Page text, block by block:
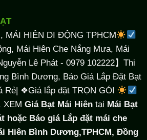
MÁI HIÊN DI ĐỘNG TPHCM
Mái Hiên Che Nắng Mưa, Mái
Lê Phát - 0979 102222】Thi
Bình Dương, Báo Giá Lắp Đặt Bạt
Rẻ| ❖Giá lắp đặt TRỌN GÓI
XEM Giá Bạt Mái Hiêntại Mái Bạt
hoặc Báo giá Lắp đặt mái che
Hiên Bình Dương,TPHCM, Đồng